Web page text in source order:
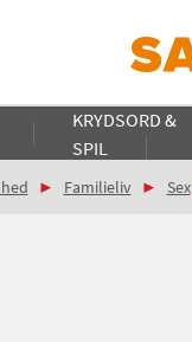
KRYDSORD &
SPIL
Familieliv Sex